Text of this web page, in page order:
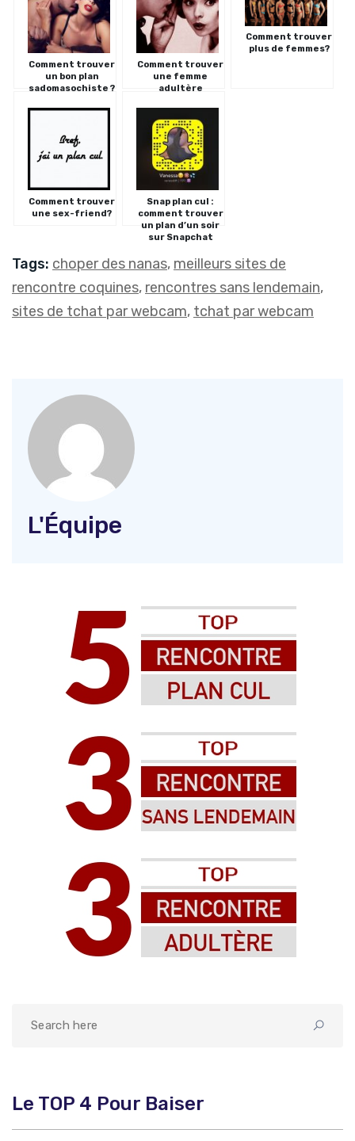
Comment trouver
un bon plan
sadomasochiste ?
Comment trouver
une femme
adultère
Comment trouver
plus de femmes?
Comment trouver
une sex-friend?
Snap plan cul :
comment trouver
un plan d’un soir
sur Snapchat
Tags: choper des nanas, meilleurs sites de
rencontre coquines, rencontres sans lendemain,
sites de tchat par webcam, tchat par webcam
L'Équipe
Le TOP 4 Pour Baiser